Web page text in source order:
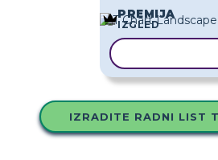
PREMIJA
IZGLED
IZRADITE RADNI LIST